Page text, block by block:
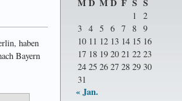
MD MD F S S
1
2
3 4 5 6 7 8 9
10 11 12 13 14 15 16
17 18 19 20 21 22 23
24 25 26 27 28 29 30
31
« Jan.
haben
Bayern